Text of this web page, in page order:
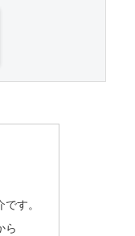
す。
ら